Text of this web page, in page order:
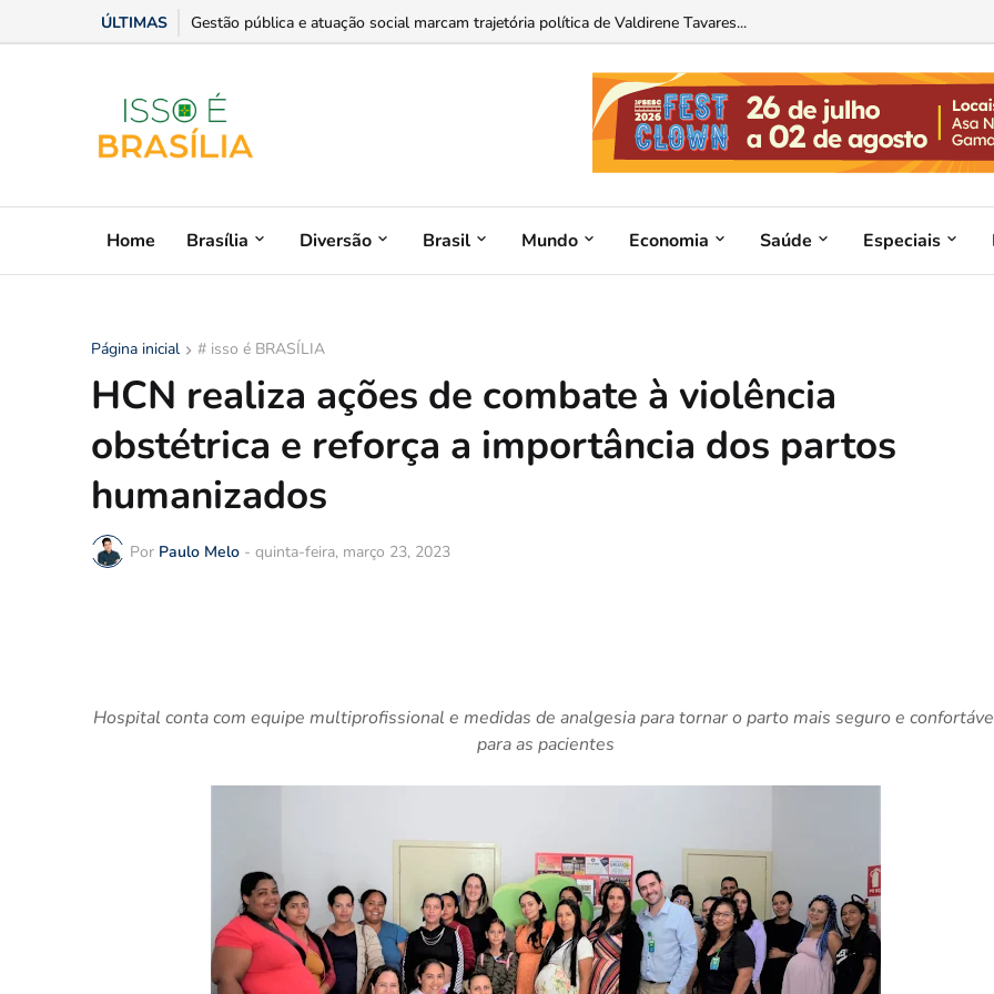
ÚLTIMAS Gestão pública e atuação social marcam trajetória política de Valdirene Tavares...
Chris Dantas traz shows da turnê Íntima Paisagem para Brasília neste fim de semana...
Home Brasília Diversão Brasil Mundo Economia Saúde Especiais
Página inicial # isso é BRASÍLIA
HCN realiza ações de combate à violência
obstétrica e reforça a importância dos partos
humanizados
Por Paulo Melo - quinta-feira, março 23, 2023
Hospital conta com equipe multiprofissional e medidas de analgesia para tornar o parto mais seguro e
para as pacientes